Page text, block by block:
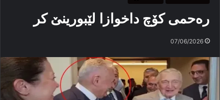
رەحمی کۆچ داخوازا لێبورینێ کر
07/06/2026